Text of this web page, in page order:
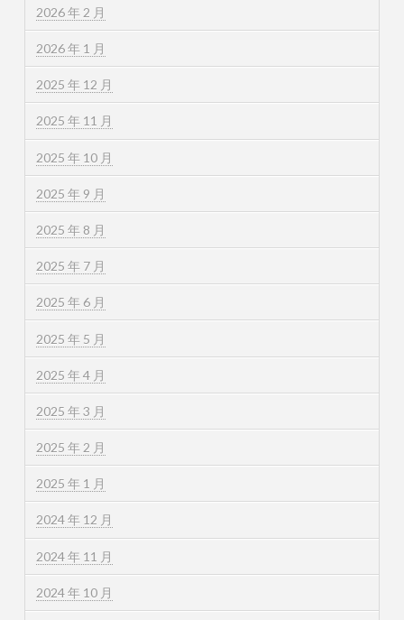
2026 年 2 月
2026 年 1 月
2025 年 12 月
2025 年 11 月
2025 年 10 月
2025 年 9 月
2025 年 8 月
2025 年 7 月
2025 年 6 月
2025 年 5 月
2025 年 4 月
2025 年 3 月
2025 年 2 月
2025 年 1 月
2024 年 12 月
2024 年 11 月
2024 年 10 月